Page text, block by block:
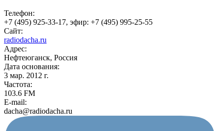
Телефон:
+7 (495) 925-33-17, эфир: +7 (495) 995-25-55
Сайт:
radiodacha.ru
Адрес:
Нефтеюганск, Россия
Дата основания:
3 мар. 2012 г.
Частота:
103.6 FM
E-mail:
dacha@radiodacha.ru